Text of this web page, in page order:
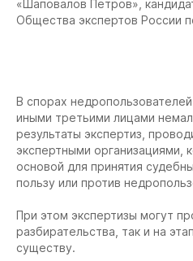
«Шаповалов Петров»,
Общества экспертов России
В спорах
иными третьими лицами
результаты экспертиз,
экспертными организациями,
основой для принятия
пользу или против
При этом экспертизы могут
разбирательства, так и на
существу.